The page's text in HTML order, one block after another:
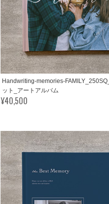
Handwriting-memories-
ット_アートアルバム
¥40,500